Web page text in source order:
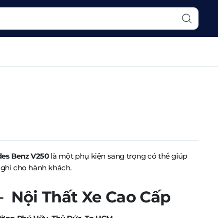
Benz V250là một phụ kiện sang trọng có thể giúp
cho hành khách.
Nội Thất Xe Cao Cấp